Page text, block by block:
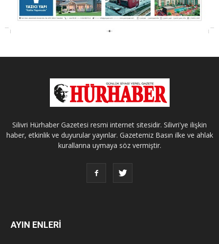
Silivri Hürhaber Gazetesi resmi internet sitesidir. Silivri'ye ilişkin
haber, etkinlik ve duyurular yayınlar. Gazetemiz Basın ilke ve ahlak
kurallarına uymaya söz vermiştir.
AYIN ENLERİ